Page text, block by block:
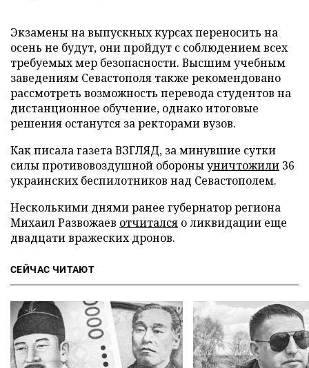
Экзамены на выпускных курсах переносить на
осень не будут, они пройдут с соблюдением всех
требуемых мер безопасности. Высшим учебным
заведениям Севастополя также рекомендовано
рассмотреть возможность перевода студентов на
дистанционное обучение, однако итоговые
решения останутся за ректорами вузов.
Как писала газета ВЗГЛЯД, за минувшие сутки
силы противовоздушной обороныуничтожили 36
украинских беспилотников над Севастополем.
Несколькими днями ранее губернатор региона
Михаил Развожаев отчитался о ликвидации еще
двадцати вражеских дронов.
СЕЙЧАС ЧИТАЮТ